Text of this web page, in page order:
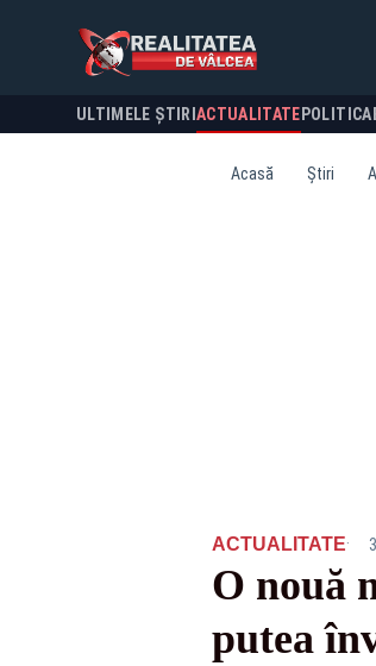
ULTIMELE ȘTIRI ACTUALITATE POLITICA
Acasă Știri
ACTUALITATE·
O nouă
putea